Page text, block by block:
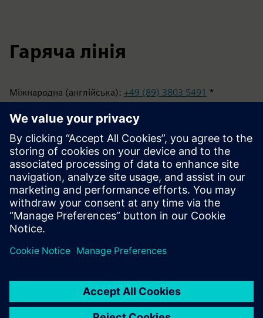
Гаряча лінія
Міжнародна (англійська): +49 (89) 3803 5491 *
Німеччина (німецька):+49 (800) 225 53 36
* Плата залежить від постачальника послуг та країни/
регіону
** Безкоштовно з німецьких стаціонарних та мобільних
мереж; абоненти з-за кордону, будь ласка,
використовуйте міжнародний номер.